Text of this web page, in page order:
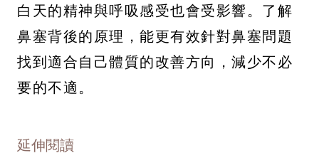
白天的精神與呼吸感受也會受影響。了解
鼻塞背後的原理，能更有效針對鼻塞問題
找到適合自己體質的改善方向，減少不必
要的不適。
延伸閱讀